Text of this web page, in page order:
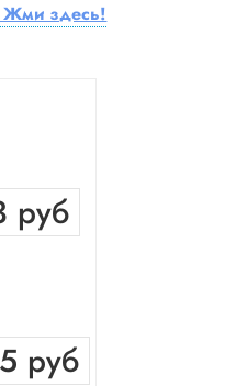
Жми здесь!
руб
руб